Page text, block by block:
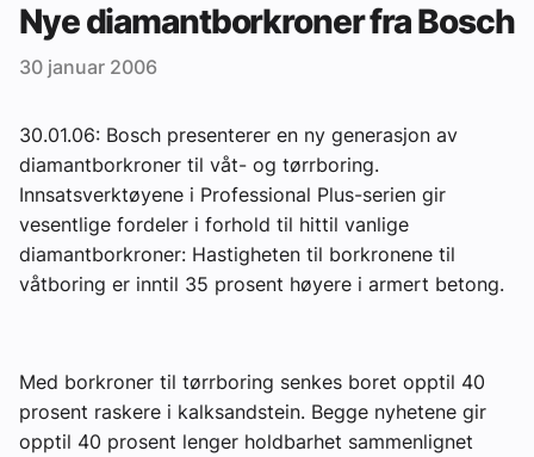
Ventilasjon
Varme og energi
Byggautomasjon
Vann og avløp
Aktuelle prosjekter
Om VVS Aktuelt
Abonner på fagbladet Byggfakta Nyheter
Annonsere i VVS Aktuelt
Nye diamantborkroner fra Bosch
30 januar 2006
30.01.06: Bosch presenterer en ny generasjon av
diamantborkroner til våt- og tørrboring.
Innsatsverktøyene i Professional Plus-serien gir
vesentlige fordeler i forhold til hittil vanlige
diamantborkroner: Hastigheten til borkronene til
våtboring er inntil 35 prosent høyere i armert betong.
Med borkroner til tørrboring senkes boret opptil 40
prosent raskere i kalksandstein. Begge nyhetene gir
opptil 40 prosent lenger holdbarhet sammenlignet